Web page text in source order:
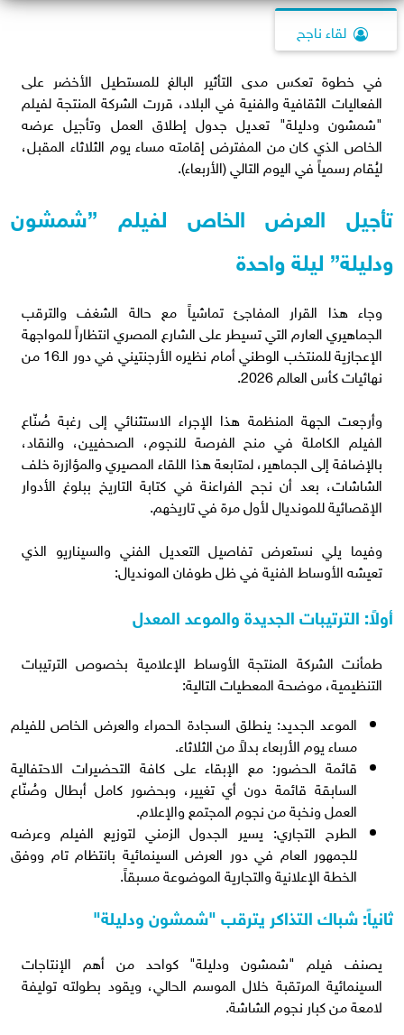
لقاء ناجح
في خطوة تعكس مدى التأثير البالغ للمستطيل الأخضر على
الفعاليات الثقافية والفنية في البلاد، قررت الشركة المنتجة لفيلم
"شمشون ودليلة" تعديل جدول إطلاق العمل وتأجيل عرضه
الخاص الذي كان من المفترض إقامته مساء يوم الثلاثاء المقبل،
ليُقام رسمياً في اليوم التالي (الأربعاء).
تأجيل العرض الخاص لفيلم ”شمشون
ودليلة” ليلة واحدة
وجاء هذا القرار المفاجئ تماشياً مع حالة الشغف والترقب
الجماهيري العارم التي تسيطر على الشارع المصري انتظاراً للمواجهة
الإعجازية للمنتخب الوطني أمام نظيره الأرجنتيني في دور الـ16 من
نهائيات كأس العالم 2026.
وأرجعت الجهة المنظمة هذا الإجراء الاستثنائي إلى رغبة صُنّاع
الفيلم الكاملة في منح الفرصة للنجوم، الصحفيين، والنقاد،
بالإضافة إلى الجماهير، لمتابعة هذا اللقاء المصيري والمؤازرة خلف
الشاشات، بعد أن نجح الفراعنة في كتابة التاريخ ببلوغ الأدوار
الإقصائية للمونديال لأول مرة في تاريخهم.
وفيما يلي نستعرض تفاصيل التعديل الفني والسيناريو الذي
تعيشه الأوساط الفنية في ظل طوفان المونديال:
أولاً: الترتيبات الجديدة والموعد المعدل
طمأنت الشركة المنتجة الأوساط الإعلامية بخصوص الترتيبات
التنظيمية، موضحة المعطيات التالية:
الموعد الجديد: ينطلق السجادة الحمراء والعرض الخاص للفيلم
مساء يوم الأربعاء بدلاً من الثلاثاء.
قائمة الحضور: مع الإبقاء على كافة التحضيرات الاحتفالية
السابقة قائمة دون أي تغيير، وبحضور كامل أبطال وصُنّاع
العمل ونخبة من نجوم المجتمع والإعلام.
الطرح التجاري: يسير الجدول الزمني لتوزيع الفيلم وعرضه
للجمهور العام في دور العرض السينمائية بانتظام تام ووفق
الخطة الإعلانية والتجارية الموضوعة مسبقاً.
ثانياً: شباك التذاكر يترقب "شمشون ودليلة"
يصنف فيلم "شمشون ودليلة" كواحد من أهم الإنتاجات
السينمائية المرتقبة خلال الموسم الحالي، ويقود بطولته توليفة
لامعة من كبار نجوم الشاشة.